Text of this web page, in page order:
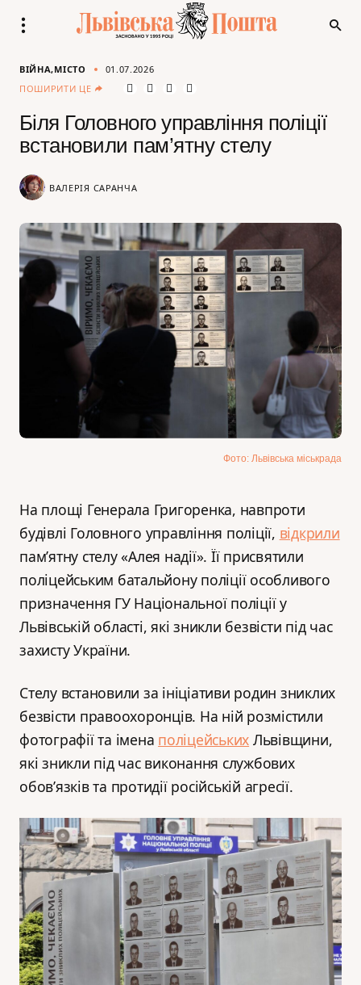
ВІЙНА МІСТО
01.07.2026
ПОШИРИТИ ЦЕ
Біля Головного управління поліції
встановили пам’ятну стелу
ВАЛЕРІЯ САРАНЧА
Фото: Львівська міськрада
На площі Генерала Григоренка, навпроти
будівлі Головного управління поліції, відкрили
пам’ятну стелу «Алея надії». Її присвятили
поліцейським батальйону поліції особливого
призначення ГУ Національної поліції у
Львівській області, які зникли безвісти під час
захисту України.
Стелу встановили за ініціативи родин зниклих
безвісти правоохоронців. На ній розмістили
фотографії та імена поліцейських Львівщини,
які зникли під час виконання службових
обов’язків та протидії російській агресії.